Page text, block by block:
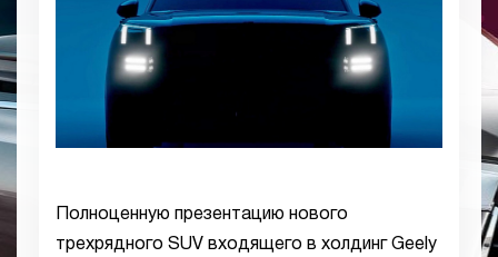
Полноценную презентацию нового
трехрядного SUV входящего в холдинг Geely